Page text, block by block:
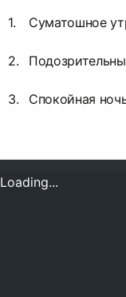
Суматошное
Спокойная
Loading...